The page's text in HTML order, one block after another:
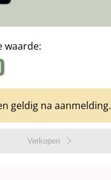
waarde:
geldig na aanmelding.
Verkopen